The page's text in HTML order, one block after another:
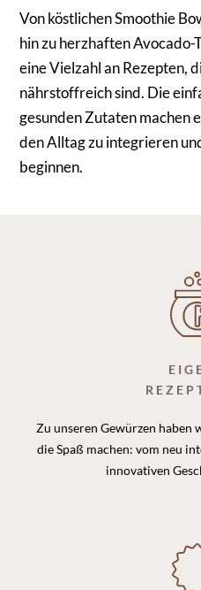
Von köstlichen Smoothie
hin zu herzhaften Avocado-
eine Vielzahl an Rezepten,
nährstoffreich sind. Die
gesunden Zutaten machen
den Alltag zu integrieren
beginnen.
Zu unseren Gewürzen haben
die Spaß machen: vom neu
innovativen